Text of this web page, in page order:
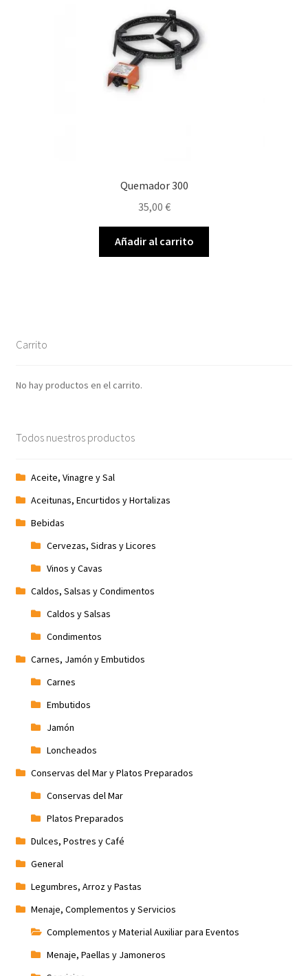
Quemador 300
35,00 €
Añadir al carrito
Carrito
No hay productos en el carrito.
Todos nuestros productos
Aceite, Vinagre y Sal
Aceitunas, Encurtidos y Hortalizas
Bebidas
Cervezas, Sidras y Licores
Vinos y Cavas
Caldos, Salsas y Condimentos
Caldos y Salsas
Condimentos
Carnes, Jamón y Embutidos
Carnes
Embutidos
Jamón
Loncheados
Conservas del Mar y Platos Preparados
Conservas del Mar
Platos Preparados
Dulces, Postres y Café
General
Legumbres, Arroz y Pastas
Menaje, Complementos y Servicios
Complementos y Material Auxiliar para Eventos
Menaje, Paellas y Jamoneros